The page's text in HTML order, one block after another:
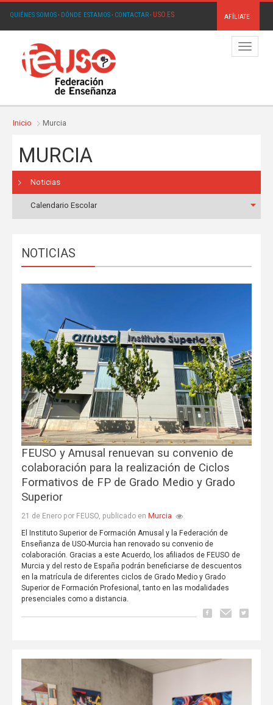
QUIÉNES SOMOS· DÓNDE ESTAMOS· CONTACTAR· USO.ES AFÍLIATE
Menú
Inicio Murcia
MURCIA
Noticias
Calendario Escolar
NOTICIAS
FEUSO y Amusal renuevan su convenio de
colaboración para la realización de Ciclos
Formativos de FP de Grado Medio y Grado
Superior
21 de Enero por FEUSO, publicado en Murcia
El Instituto Superior de Formación Amusal y la Federación de
Enseñanza de USO-Murcia han renovado su convenio de
colaboración. Gracias a este Acuerdo, los afiliados de FEUSO de
Murcia y del resto de España podrán beneficiarse de descuentos
en la matrícula de diferentes ciclos de Grado Medio y Grado
Superior de Formación Profesional, tanto en las modalidades
presenciales como a distancia.